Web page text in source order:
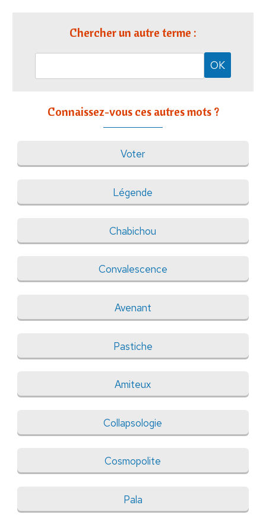
Chercher un autre terme :
Connaissez-vous ces autres mots ?
Voter
Légende
Chabichou
Convalescence
Avenant
Pastiche
Amiteux
Collapsologie
Cosmopolite
Pala